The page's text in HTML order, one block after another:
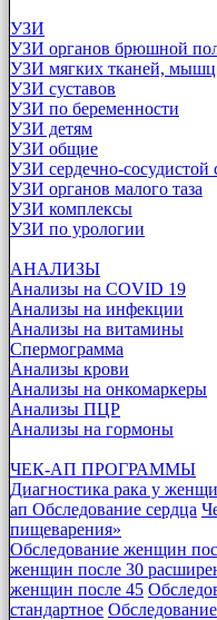
УЗИ
УЗИ органов брюшной
УЗИ мягких тканей, мышц
УЗИ суставов
УЗИ по беременности
УЗИ детям
УЗИ общие
УЗИ сердечно-сосудистой
УЗИ органов малого таза
УЗИ комплексы
УЗИ по урологии
АНАЛИЗЫ
Анализы на COVID 19
Анализы на инфекции
Анализы на витамины
Спермограмма
Анализы крови
Анализы на онкомаркеры
Анализы ПЦР
Анализы на гормоны
ЧЕК-АП ПРОГРАММЫ
Диагностика рака у
ап Обследование сердца
пищеварения»
Обследование женщин
женщин после 30
женщин после 45
стандартное